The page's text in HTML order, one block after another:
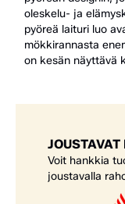
Voit hankkia
joustavalla
oleskelu- ja
pyöreä laituri luo
mökkirannasta
on kesän näyttävä